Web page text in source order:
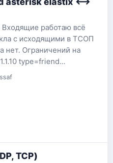
работаю всё
с исходящими в ТСОП
нет. Ограничений на
type=friend...
TCP)